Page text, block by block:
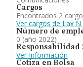
Cargos
Encontrados 2
Ver cargos de Lax N
Número de
0 (año 2022)
Ver Información
Cotiza en Bolsa